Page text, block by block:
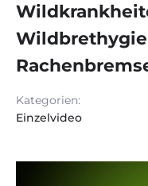
Kategorien:
Einzelvideo